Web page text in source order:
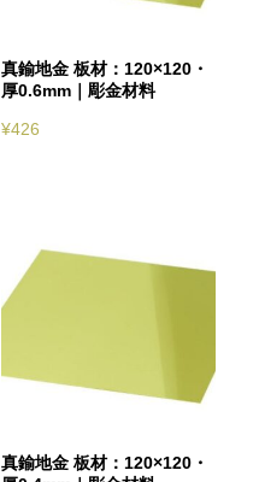
真鍮地金 板材：120×120・
厚0.6mm｜彫金材料
¥426
真鍮地金 板材：120×120・